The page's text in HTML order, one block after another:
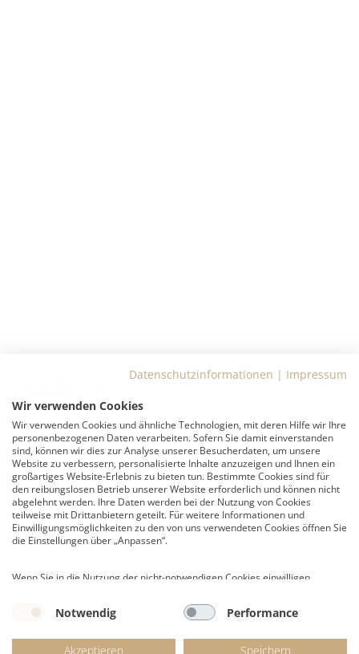
Datenschutzinformationen | Impressum
Wir verwenden Cookies
Wir verwenden Cookies und ähnliche Technologien, mit deren Hilfe wir Ihre
personenbezogenen Daten verarbeiten. Sofern Sie damit einverstanden
sind, können wir dies zur Analyse unserer Besucherdaten, um unsere
Website zu verbessern, personalisierte Inhalte anzuzeigen und Ihnen ein
großartiges Website-Erlebnis zu bieten tun. Bestimmte Cookies sind für
den reibungslosen Betrieb unserer Website erforderlich und können nicht
abgelehnt werden. Ihre Daten werden bei der Nutzung von Cookies
teilweise mit Drittanbietern geteilt. Für weitere Informationen und
Einwilligungsmöglichkeiten zu den von uns verwendeten Cookies öffnen Sie
die Einstellungen über „Anpassen“.
Wenn Sie in die Nutzung der nicht-notwendigen Cookies einwilligen,
Die USA gelten als ein Land mit einem nach EU-Standards unzureichenden
Datenschutzniveau. Es besteht das Risiko, dass US-Behörden auch ohne
Notwendig Performance
Akzeptieren Speichern